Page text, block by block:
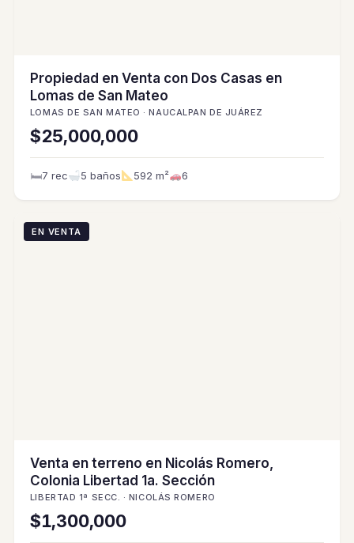
Propiedad en Venta con Dos Casas en
Lomas de San Mateo
LOMAS DE SAN MATEO · NAUCALPAN DE JUÁREZ
$25,000,000
🛏7 rec 5 baños 592 m² 6
EN VENTA
Venta en terreno en Nicolás Romero,
Colonia Libertad 1a. Sección
LIBERTAD 1ª SECC. · NICOLÁS ROMERO
$1,300,000